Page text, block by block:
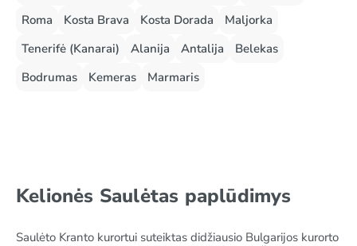
Roma
Kosta Brava Kosta Dorada
Maljorka
Tenerifė (Kanarai)
Alanija Antalija
Belekas
Bodrumas
Kemeras Marmaris
Kelionės Saulėtas paplūdimys
Saulėto Kranto kurortui suteiktas didžiausio Bulgarijos kurorto